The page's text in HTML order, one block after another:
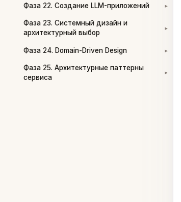
Фаза 22. Создание LLM-приложений ▾
Фаза 23. Системный дизайн и
архитектурный выбор
▾
Фаза 24. Domain-Driven Design ▾
Фаза 25. Архитектурные паттерны
сервиса
▾